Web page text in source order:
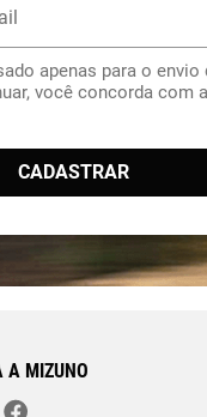
apenas para o envio
você concorda com a
CADASTRAR
A MIZUNO